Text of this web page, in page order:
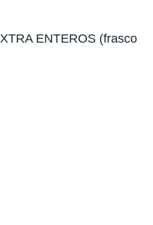
ENTEROS (frasco